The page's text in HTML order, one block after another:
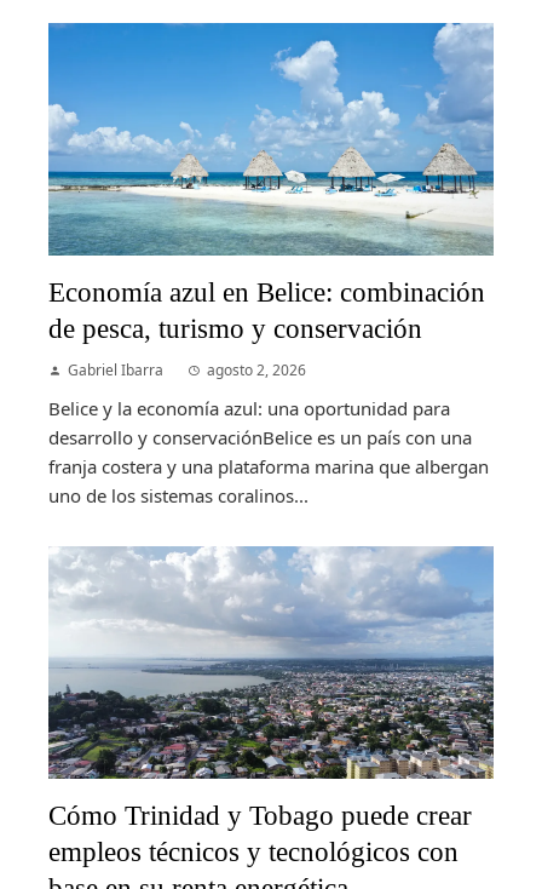
Economía azul en Belice: combinación
de pesca, turismo y conservación
Gabriel Ibarra agosto 2, 2026
Belice y la economía azul: una oportunidad para
desarrollo y conservaciónBelice es un país con una
franja costera y una plataforma marina que albergan
uno de los sistemas coralinos...
Cómo Trinidad y Tobago puede crear
empleos técnicos y tecnológicos con